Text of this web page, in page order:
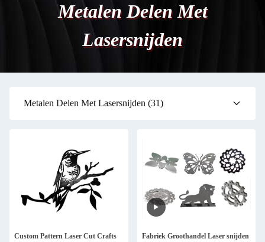
Metalen Delen Met
Lasersnijden
Metalen Delen Met Lasersnijden (31)
Custom Pattern Laser Cut Crafts
Fabriek Groothandel Laser snijden